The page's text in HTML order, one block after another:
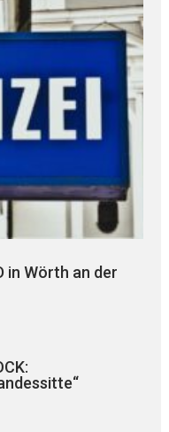
in Wörth an der